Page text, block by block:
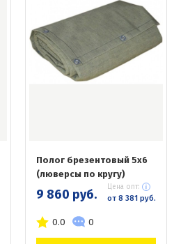
Полог брезентовый 5х6
(люверсы по кругу)
9 860 руб. Цена опт:
от 8 381 руб.
0.0 0